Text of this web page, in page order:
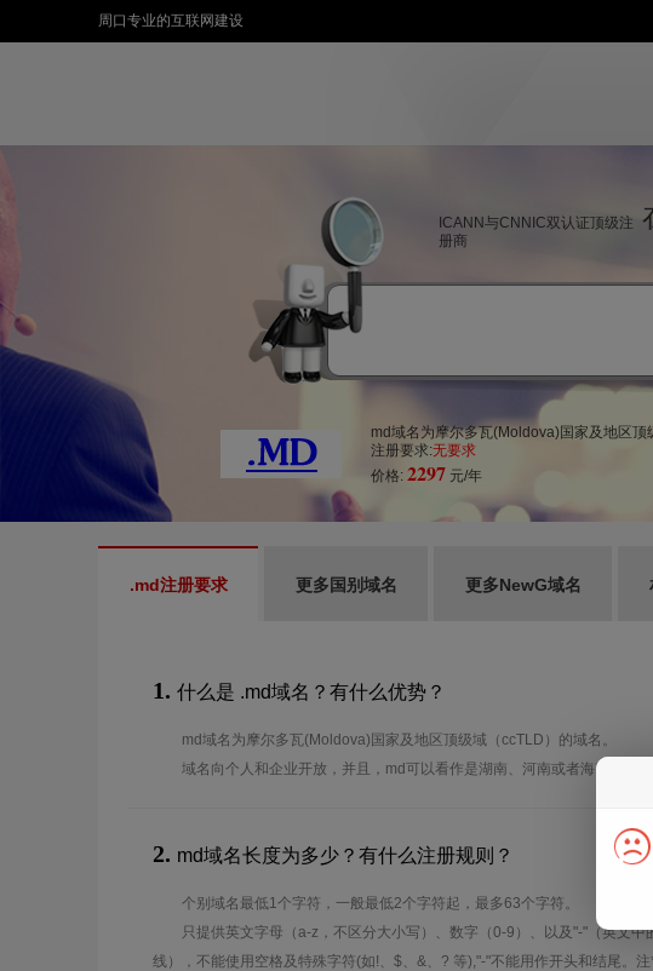
周口专业的互联网建设
ICANN与CNNIC双认证顶级注
册商
md域名为摩尔多瓦(Moldova)国家及地区顶
注册要求:无要求
价格: 2297 元/年
.md注册要求 更多国别域名 更多NewG域名
1. 什么是 .md域名？有什么优势？
md域名为摩尔多瓦(Moldova)国家及地区顶级域（ccTLD）的域名。
域名向个人和企业开放，并且，md可以看作是湖南、河南或者海南的简称
2. md域名长度为多少？有什么注册规则？
个别域名最低1个字符，一般最低2个字符起，最多63个字符。
只提供英文字母（a-z，不区分大小写）、数字（0-9）、以及"-"（英文中
线），不能使用空格及特殊字符(如!、$、&、? 等),"-"不能用作开头和结尾。